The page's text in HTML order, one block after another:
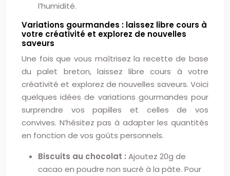
l’humidité.
Variations gourmandes : laissez libre cours à
votre créativité et explorez de nouvelles
saveurs
Une fois que vous maîtrisez la recette de base
du palet breton, laissez libre cours à votre
créativité et explorez de nouvelles saveurs. Voici
quelques idées de variations gourmandes pour
surprendre vos papilles et celles de vos
convives. N’hésitez pas à adapter les quantités
en fonction de vos goûts personnels.
Biscuits au chocolat : Ajoutez 20g de
cacao en poudre non sucré à la pâte. Pour